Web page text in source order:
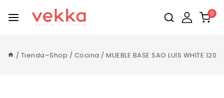
0
/ Tienda–Shop / Cocina / MUEBLE BASE SAO LUIS WHITE 120